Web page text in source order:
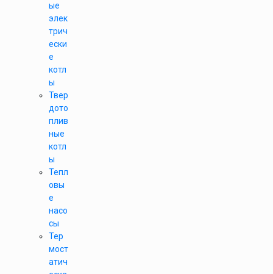
ые
элек
трич
ески
е
котл
ы
Твер
дото
плив
ные
котл
ы
Тепл
овы
е
насо
сы
Тер
мост
атич